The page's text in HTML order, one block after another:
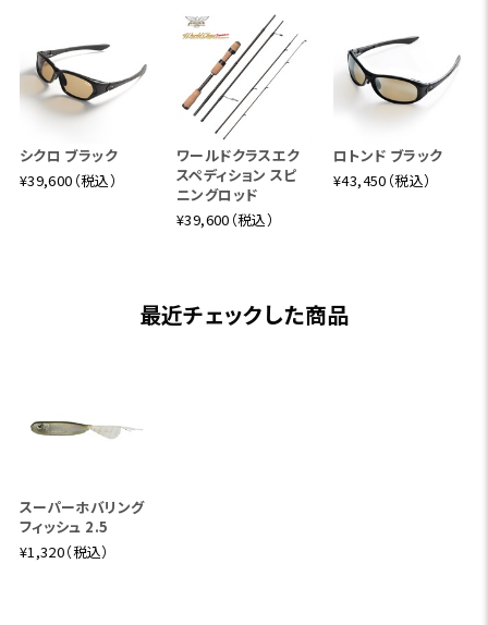
シクロ ブラック
¥39,600（税込）
ワールドクラスエク
スペディション スピ
ニングロッド
¥39,600（税込）
ロトンド ブラック
¥43,450（税込）
最近チェックした商品
スーパーホバリング
フィッシュ 2.5
¥1,320（税込）